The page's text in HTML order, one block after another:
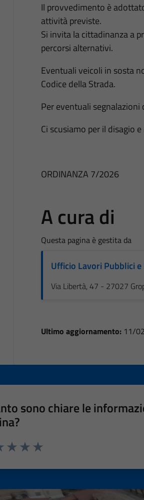
Il provvedimento è
attività previste.
Si invita la cittadinanza a
percorsi alternativi.
Eventuali veicoli in sosta
Codice della Strada.
Per eventuali
Ci scusiamo per il disagio
ORDINANZA 7/2026
A cura di
Questa pagina è gestita da
Ufficio Lavori Pubblici
Via Libertà, 47 - 27027
Ultimo aggiornamento: 11/
sono chiare le